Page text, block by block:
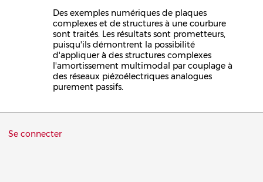
Des exemples numériques de plaques
complexes et de structures à une courbure
sont traités. Les résultats sont prometteurs,
puisqu'ils démontrent la possibilité
d'appliquer à des structures complexes
l'amortissement multimodal par couplage à
des réseaux piézoélectriques analogues
purement passifs.
Menu
Se connecter